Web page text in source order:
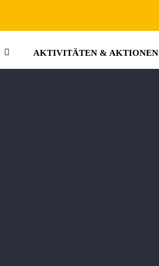
AKTIVITÄTEN & AKTIONEN